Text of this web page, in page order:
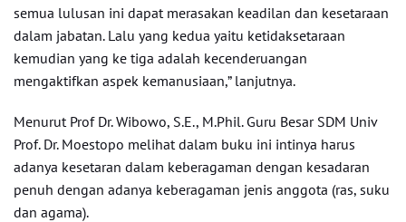
semua lulusan ini dapat merasakan keadilan dan kesetaraan
dalam jabatan. Lalu yang kedua yaitu ketidaksetaraan
kemudian yang ke tiga adalah kecenderuangan
mengaktifkan aspek kemanusiaan,” lanjutnya.
Menurut Prof Dr. Wibowo, S.E., M.Phil. Guru Besar SDM Univ
Prof. Dr. Moestopo melihat dalam buku ini intinya harus
adanya kesetaran dalam keberagaman dengan kesadaran
penuh dengan adanya keberagaman jenis anggota (ras, suku
dan agama).